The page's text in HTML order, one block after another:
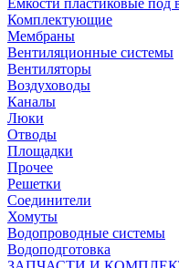
Ёмкости пластиковые под
Комплектующие
Мембраны
Вентиляционные системы
Вентиляторы
Воздуховоды
Каналы
Люки
Отводы
Площадки
Прочее
Решетки
Соединители
Хомуты
Водопроводные системы
Водоподготовка